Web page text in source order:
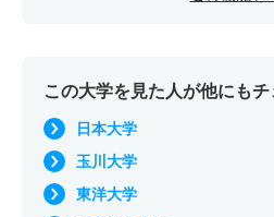
この大学を見た人が他にも
日本大学
玉川大学
東洋大学